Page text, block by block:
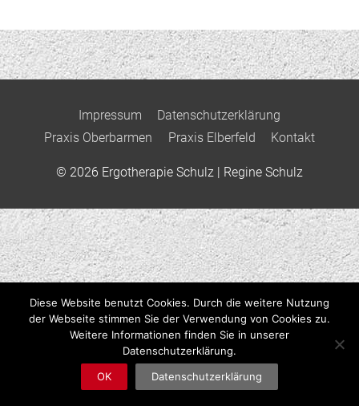
Impressum
Datenschutzerklärung
Praxis Oberbarmen
Praxis Elberfeld Kontakt
© 2026 Ergotherapie Schulz | Regine Schulz
Diese Website benutzt Cookies. Durch die weitere Nutzung
der Webseite stimmen Sie der Verwendung von Cookies zu.
Weitere Informationen finden Sie in unserer
Datenschutzerklärung.
OK
Datenschutzerklärung